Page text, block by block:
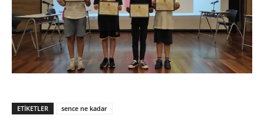
ETIKETLER sence ne kadar